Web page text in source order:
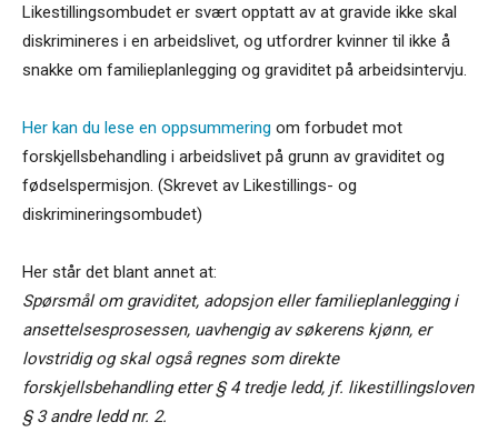
Likestillingsombudet er svært opptatt av at gravide ikke skal
diskrimineres i en arbeidslivet, og utfordrer kvinner til ikke å
snakke om familieplanlegging og graviditet på arbeidsintervju.
Her kan du lese en oppsummering om forbudet mot
forskjellsbehandling i arbeidslivet på grunn av graviditet og
fødselspermisjon. (Skrevet av Likestillings- og
diskrimineringsombudet)
Her står det blant annet at:
Spørsmål om graviditet, adopsjon eller familieplanlegging i
ansettelsesprosessen, uavhengig av søkerens kjønn, er
lovstridig og skal også regnes som direkte
forskjellsbehandling etter § 4 tredje ledd, jf. likestillingsloven
§ 3 andre ledd nr. 2.